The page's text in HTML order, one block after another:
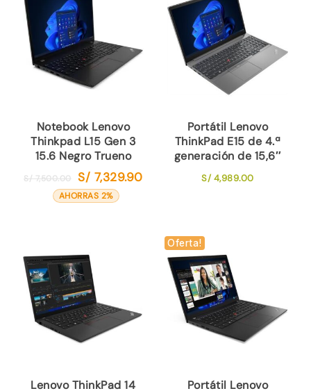
Notebook Lenovo
Thinkpad L15 Gen 3
15.6 Negro Trueno
S/7,500.00
El
precio
S/ 7,329.90El
S/ 7,329.90.
AHORRAS 2%
Portátil Lenovo
ThinkPad E15 de 4.ª
generación de 15,6″
S/4,989.00
Lenovo ThinkPad 14
Oferta!
Portátil Lenovo